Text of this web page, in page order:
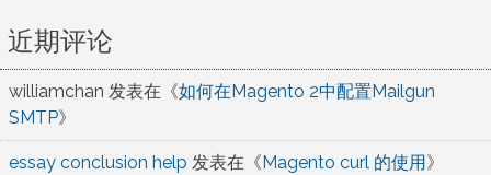
近期评论
williamchan 发表在《如何在Magento 2中配置Mailgun
SMTP》
essay conclusion help 发表在《Magento curl 的使用》